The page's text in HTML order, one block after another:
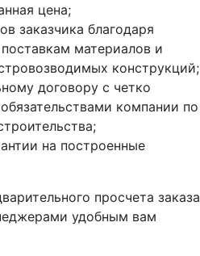
цена;
заказчика благодаря
материалов и
конструкций;
договору с четко
компании по
на построенные
просчета заказа
удобным вам